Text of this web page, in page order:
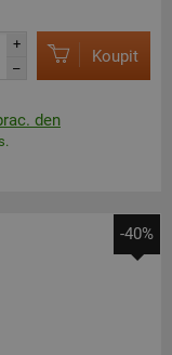
+
–
Koupit
den
-40%